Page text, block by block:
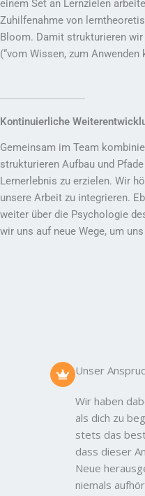
einem Set an Lernzielen
Zuhilfenahme von
Bloom. Damit strukturieren
(“vom Wissen, zum Anwenden
Kontinuierliche
Gemeinsam im Team
strukturieren Aufbau und
Lernerlebnis zu erzielen. Wir
unsere Arbeit zu integrieren.
weiter über die Psychologie
wir uns auf neue Wege, um
Unser
Wir haben
als dich zu
stets das
dass dieser
Neue
niemals